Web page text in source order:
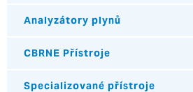
Analyzátory plynů
CBRNE Přístroje
Specializované přístroje